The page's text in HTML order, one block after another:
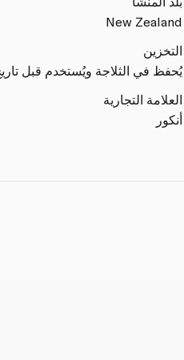
New Zealand
التخزين
يُحفظ في الثلاجة ويُستخدم قبل تاريخ
العلامة التجارية
أنكور